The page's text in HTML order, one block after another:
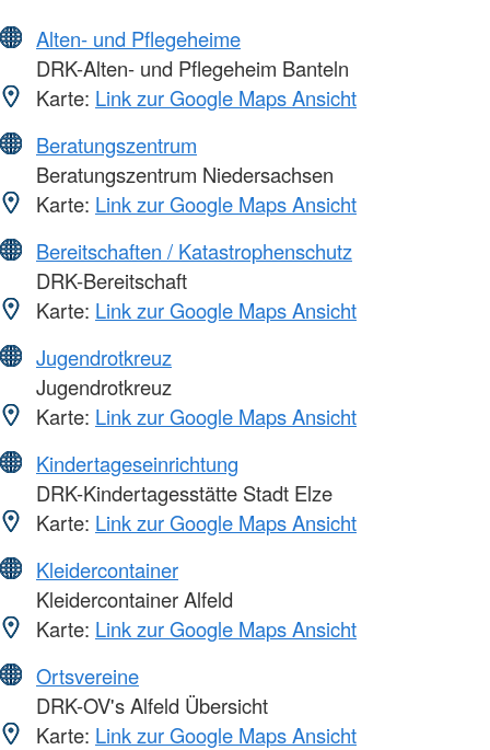
Alten- und Pflegeheime
DRK-Alten- und Pflegeheim Banteln
Karte: Link zur Google Maps Ansicht
Beratungszentrum
Beratungszentrum Niedersachsen
Karte: Link zur Google Maps Ansicht
Bereitschaften / Katastrophenschutz
DRK-Bereitschaft
Karte: Link zur Google Maps Ansicht
Jugendrotkreuz
Jugendrotkreuz
Karte: Link zur Google Maps Ansicht
Kindertageseinrichtung
DRK-Kindertagesstätte Stadt Elze
Karte: Link zur Google Maps Ansicht
Kleidercontainer
Kleidercontainer Alfeld
Karte: Link zur Google Maps Ansicht
Ortsvereine
DRK-OV's Alfeld Übersicht
Karte: Link zur Google Maps Ansicht